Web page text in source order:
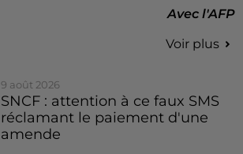
Avec l'AFP
Voir plus
9 août 2026
SNCF : attention à ce faux SMS
réclamant le paiement d'une
amende